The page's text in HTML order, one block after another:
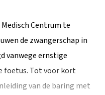
Centrum te
de zwangerschap in
vanwege ernstige
foetus. Tot voor kort
van de baring met